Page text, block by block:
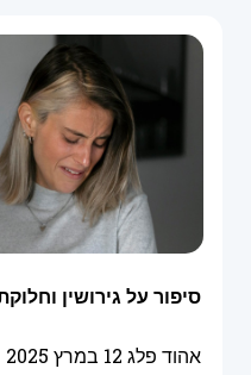
סיפור על גירושין
אהוד פלג 12 במרץ 2025